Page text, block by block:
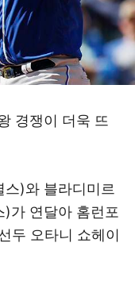
경쟁이 더욱 뜨
)와 블라디미르
가 연달아 홈런포
두 오타니 쇼헤이